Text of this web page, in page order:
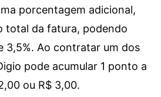
porcentagem adicional,
total da fatura, podendo
3,5%. Ao contratar um dos
pode acumular 1 ponto a
ou R$ 3,00.